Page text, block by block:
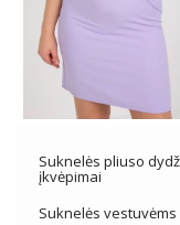
Suknelės pliuso
įkvėpimai
Suknelės